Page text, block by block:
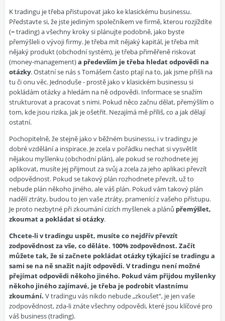
K tradingu je třeba přistupovat jako ke klasickému businessu.
Představte si, že jste jediným společníkem ve firmě, kterou rozjíždíte
(= trading) a všechny kroky si plánujte podobně, jako byste
přemýšleli o vývoji firmy. Je třeba mít nějaký kapitál, je třeba mít
nějaký produkt (obchodní systém), je třeba přiměřeně riskovat
(money-management)a především je třeba hledat odpovědi na
otázky. Ostatní se nás s Tomášem často ptají na to, jak jsme přišli na
tu či onu věc. Jednoduše - prostě jako v klasickém businessu si
pokládám otázky a hledám na ně odpovědi. Informace se snažím
strukturovat a pracovat s nimi. Pokud něco začnu dělat, přemýšlím o
tom, kde jsou rizika, jak je ošetřit. Nezajímá mě příliš, co a jak dělají
ostatní.
Pochopitelně, že stejně jako v běžném businessu, i v tradingu je
dobré vzdělání a inspirace. Je zcela v pořádku nechat si vysvětlit
nějakou myšlenku (obchodní plán), ale pokud se rozhodnete jej
aplikovat, musíte jej přijmout za svůj a zcela za jeho aplikaci převzít
odpovědnost. Pokud se takový plán rozhodnete převzít, už to
nebude plán někoho jiného, ale váš plán. Pokud vám takový plán
nadělí ztráty, budou to jen vaše ztráty, pramenící z vašeho přístupu.
Je proto nezbytné při zkoumání cizích myšlenek a plánů přemýšlet,
zkoumat a pokládat si otázky.
Chcete-li v tradingu uspět, musíte co nejdřív převzít
zodpovědnost za vše, co děláte. 100% zodpovědnost. Začít
můžete tak, že si začnete pokládat otázky týkající se tradingu a
sami se na ně snažit najít odpovědi. V tradingu není možné
přejímat odpovědi někoho jiného. Pokud vám přijdou myšlenky
někoho jiného zajímavé, je třeba je podrobit vlastnímu
zkoumání. V tradingu vás nikdo nebude „zkoušet“, je jen vaše
zodpovědnost, zda-li znáte všechny odpovědi, které jsou klíčové pro
váš business (trading).